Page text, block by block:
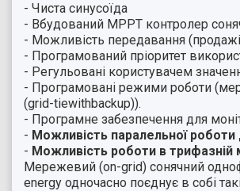
- Чиста синусоїда
- Вбудований MPPT контролер
- Можливість передавання
- Програмований пріоритет
- Регульовані користувачем
- Програмовані режими роботи
(grid-tiewithbackup)).
- Програмне забезпечення для
- Можливість паралельної
- Можливість роботи в
Мережевий (on-grid) сонячний
energy одночасно поєднує в собі